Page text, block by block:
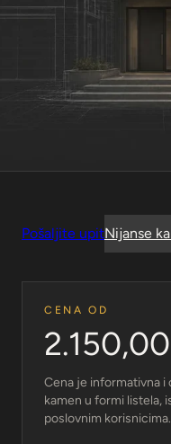
Pošaljite upitNijanse
CENA OD
Cena je informativna i
kamen u formi listela,
poslovnim